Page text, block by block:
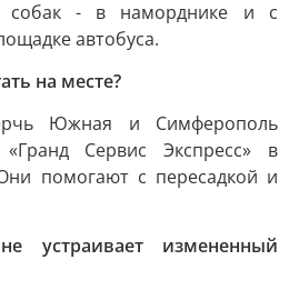
собак - в наморднике и с
автобуса.
на месте?
Южная и Симферополь
Сервис Экспресс» в
помогают с пересадкой и
устраивает измененный